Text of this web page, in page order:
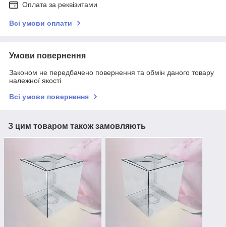
Оплата за реквізитами
Всі умови оплати
Умови повернення
Законом не передбачено повернення та обмін даного товару
належної якості
Всі умови повернення
З цим товаром також замовляють